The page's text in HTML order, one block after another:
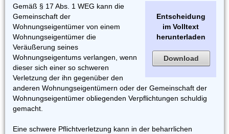
Entscheidung
im Volltext
herunterladen
Download
Gemäß § 17 Abs. 1 WEG kann die
Gemeinschaft der
Wohnungseigentümer von einem
Wohnungseigentümer die
Veräußerung seines
Wohnungseigentums verlangen, wenn
dieser sich einer so schweren
Verletzung der ihn gegenüber den
anderen Wohnungseigentümern oder der Gemeinschaft der
Wohnungseigentümer obliegenden Verpflichtungen schuldig
gemacht.
Eine schwere Pflichtverletzung kann in der beharrlichen